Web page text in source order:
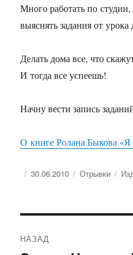
Много работать по
выяснять задания от урока
Делать дома все, что
И тогда все успеешь!
Начну вести запись
О книге Ролана Быкова
Опубликовано
30.06.2010 Рубрики
Отрывки
НАЗАД